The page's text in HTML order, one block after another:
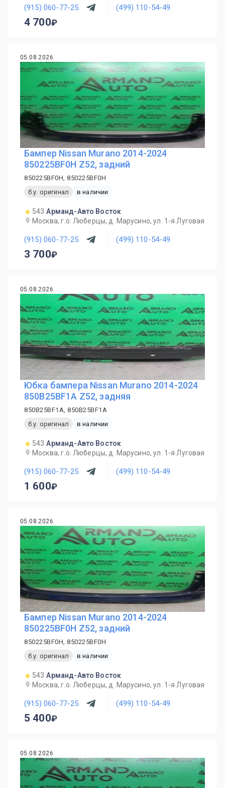
(915) 060-77-25 (499) 110-54-49
4 700
05.08.2026
Бампер Nissan Murano 2014-2024
850225BF0H Z52, задний
850225BF0H, 850225BF0H
б.у. оригинал
в наличии
543 Арманд-Авто Восток
Москва, г.о. Люберцы, д. Марусино, ул. 1-я Луговая
(915) 060-77-25 (499) 110-54-49
3 700
05.08.2026
Юбка бампера Nissan Murano 2014-2024
850B25BF1A Z52, задняя
850B25BF1A, 850B25BF1A
б.у. оригинал
в наличии
543 Арманд-Авто Восток
Москва, г.о. Люберцы, д. Марусино, ул. 1-я Луговая
(915) 060-77-25 (499) 110-54-49
1 600
05.08.2026
Бампер Nissan Murano 2014-2024
850225BF0H Z52, задний
850225BF0H, 850225BF0H
б.у. оригинал
в наличии
543 Арманд-Авто Восток
Москва, г.о. Люберцы, д. Марусино, ул. 1-я Луговая
(915) 060-77-25 (499) 110-54-49
5 400
05.08.2026